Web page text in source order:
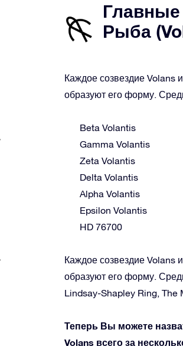
Рыба
Каждое созвездие Volans
образуют его форму.
Beta Volantis
Gamma Volantis
Zeta Volantis
Delta Volantis
Alpha Volantis
Epsilon Volantis
HD 76700
Каждое созвездие Volans
образуют его форму.
Lindsay-Shapley Ring, The
Теперь Вы можете
Volans всего за